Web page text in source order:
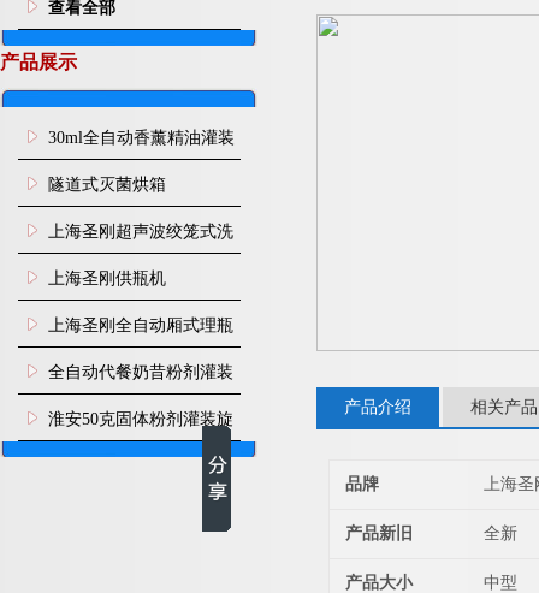
查看全部
产品展示
30ml全自动香薰精油灌装
旋盖机
隧道式灭菌烘箱
上海圣刚超声波绞笼式洗
瓶机
上海圣刚供瓶机
上海圣刚全自动厢式理瓶
机
全自动代餐奶昔粉剂灌装
生产线
淮安50克固体粉剂灌装旋
盖机
产品介绍 相关产品
品牌 上海圣
产品新旧 全新
产品大小 中型